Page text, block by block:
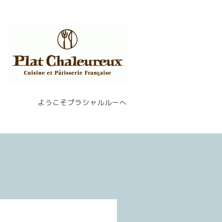
ようこそプラシャルルーへ